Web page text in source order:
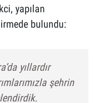
yapılan
bulundu:
yıllardır
şehrin